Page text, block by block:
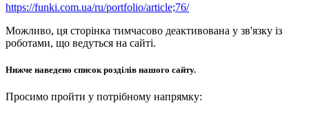
https://funki.com.ua/ru/portfolio/article;76/
Можливо, ця сторінка тимчасово деактивована у зв'язку із
роботами, що ведуться на сайті.
Нижче наведено список розділів нашого сайту.
Просимо пройти у потрібному напрямку: